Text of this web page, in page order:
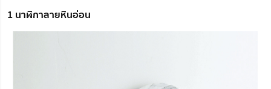
1 นาฬิกาลายหินอ่อน